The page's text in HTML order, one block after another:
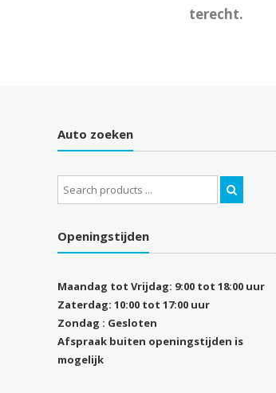
terecht.
Auto zoeken
Search
for:
Openingstijden
Maandag tot Vrijdag: 9:00 tot 18:00 uur
Zaterdag: 10:00 tot 17:00 uur
Zondag : Gesloten
Afspraak buiten openingstijden is
mogelijk